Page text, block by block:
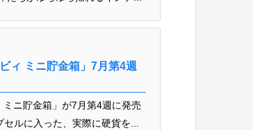
ィ ミニ貯金箱」7月第4週
ニ貯金箱」が7月第4週に発売
ルに入った、実際に硬貨を...